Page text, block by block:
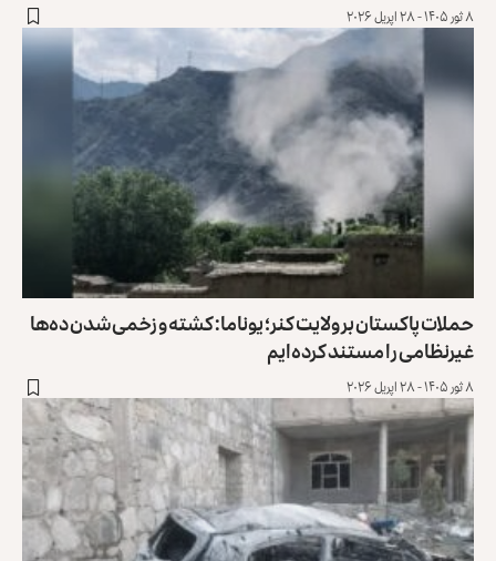
۸ ثور ۱۴۰۵ - ۲۸ اپریل ۲۰۲۶
حملات پاکستان بر ولایت کنر؛ یوناما: کشته و زخمی‌شدن ده‌ها
غیرنظامی را مستند کرده‌ایم
۸ ثور ۱۴۰۵ - ۲۸ اپریل ۲۰۲۶